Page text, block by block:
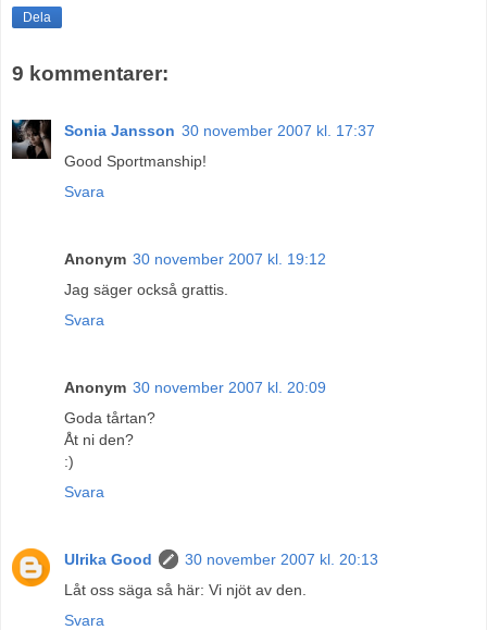
Dela
9 kommentarer:
Sonia Jansson 30 november 2007 kl. 17:37
Good Sportmanship!
Svara
Anonym 30 november 2007 kl. 19:12
Jag säger också grattis.
Svara
Anonym 30 november 2007 kl. 20:09
Goda tårtan?
Åt ni den?
:)
Svara
Ulrika Good
30 november 2007 kl. 20:13
Låt oss säga så här: Vi njöt av den.
Svara